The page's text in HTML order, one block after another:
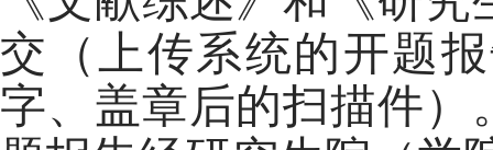
交（上传系统的开题
字、盖章后的扫描件